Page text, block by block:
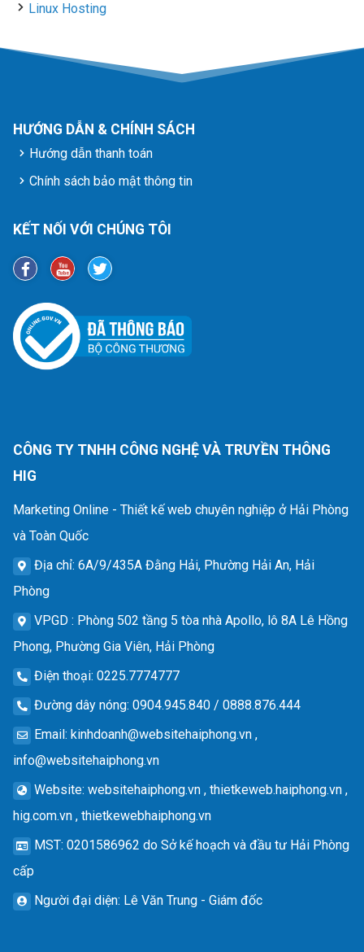
Linux Hosting
HƯỚNG DẪN & CHÍNH SÁCH
Hướng dẫn thanh toán
Chính sách bảo mật thông tin
KẾT NỐI VỚI CHÚNG TÔI
CÔNG TY TNHH CÔNG NGHỆ VÀ TRUYỀN THÔNG
HIG
Marketing Online - Thiết kế web chuyên nghiệp ở Hải Phòng
và Toàn Quốc
Địa chỉ: 6A/9/435A Đằng Hải, Phường Hải An, Hải
Phòng
VPGD : Phòng 502 tầng 5 tòa nhà Apollo, lô 8A Lê Hồng
Phong, Phường Gia Viên, Hải Phòng
Điện thoại: 0225.7774777
Đường dây nóng: 0904.945.840 / 0888.876.444
Email: kinhdoanh@websitehaiphong.vn ,
info@websitehaiphong.vn
Website: websitehaiphong.vn , thietkeweb.haiphong.vn ,
hig.com.vn , thietkewebhaiphong.vn
MST: 0201586962 do Sở kế hoạch và đầu tư Hải Phòng
cấp
Người đại diện: Lê Văn Trung - Giám đốc